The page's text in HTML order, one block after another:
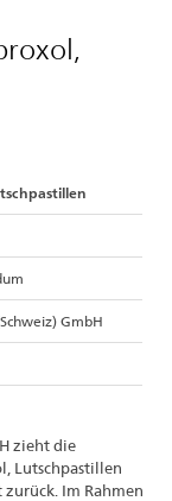
GmbH
zieht die
Lutschpastillen
Im Rahmen